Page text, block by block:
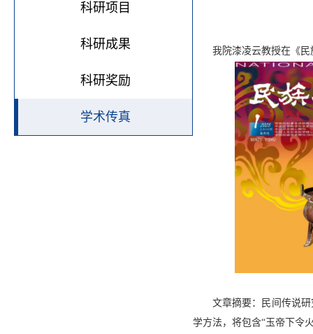
科研项目
科研成果
科研奖励
学术传真
我院漆凌云教授在《
文章摘要：民间传说
学方法，将包含“玉帝下令